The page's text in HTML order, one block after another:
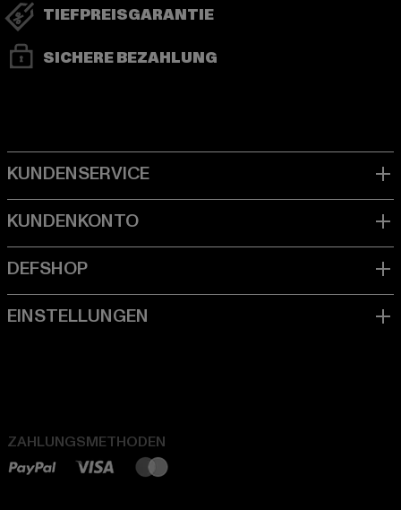
TIEFPREISGARANTIE
SICHERE BEZAHLUNG
ZAHLUNGSMETHODEN